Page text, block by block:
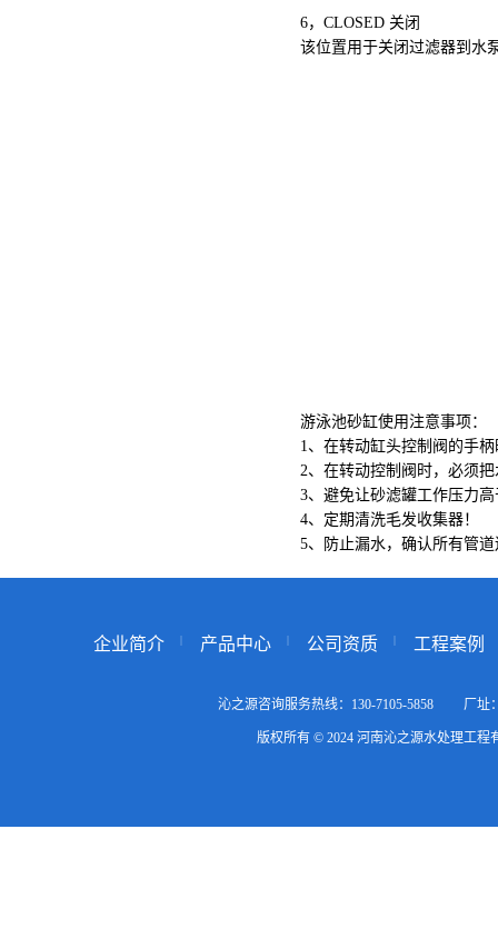
6，CLOSED 关闭
该位置用于关闭过滤器到水
游泳池砂缸使用注意事项：
1、在转动缸头控制阀的手
2、在转动控制阀时，必须
3、避免让砂滤罐工作压力高
4、定期清洗毛发收集器！
5、防止漏水，确认所有管
企业简介 产品中心 公司资质 工程案例
沁之源咨询服务热线：130-7105-5858 厂
版权所有 © 2024 河南沁之源水处理工